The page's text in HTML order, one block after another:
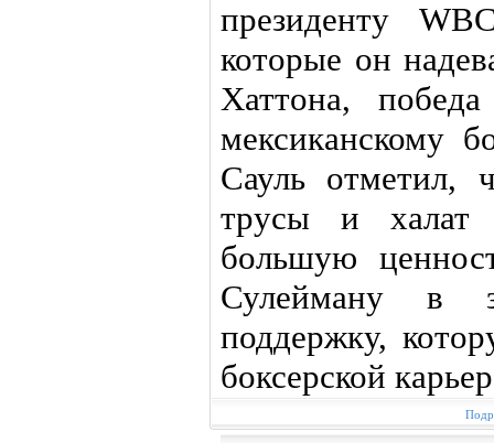
президенту
которые он
Хаттона,
мексиканскому
Сауль отметил,
трусы и халат
большую
Сулейману в
поддержку,
боксерской